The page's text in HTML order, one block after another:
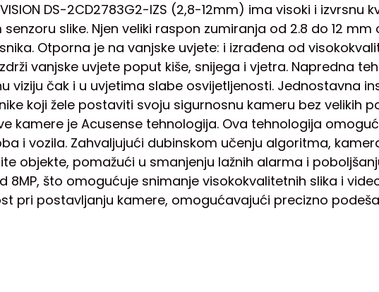
DS-2CD2783G2-IZS (2,8-12mm) ima visoki i
slike. Njen veliki raspon zumiranja od 2.8 do 12
Otporna je na vanjske uvjete: i izrađena od
vanjske uvjete poput kiše, snijega i vjetra. Napredna
viziju čak i u uvjetima slabe osvijetljenosti. Jednostavna
koji žele postaviti svoju sigurnosnu kameru bez velikih
kamere je Acusense tehnologija. Ova tehnologija
i vozila. Zahvaljujući dubinskom učenju algoritma,
objekte, pomažući u smanjenju lažnih alarma i
8MP, što omogućuje snimanje visokokvalitetnih slika i
pri postavljanju kamere, omogućavajući precizno